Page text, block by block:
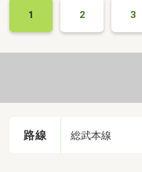
1 2 3
路線 総武本線